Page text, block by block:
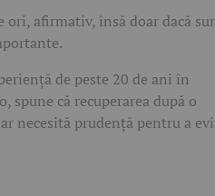
ori, afirmativ, însă doar dacă
de peste 20 de ani în
, spune că recuperarea după o
necesită prudență pentru a